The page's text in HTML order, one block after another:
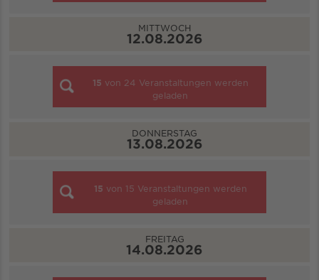
MITTWOCH
12.08.2026
15 von 24 Veranstaltungen werden
geladen
DONNERSTAG
13.08.2026
15 von 15 Veranstaltungen werden
geladen
FREITAG
14.08.2026